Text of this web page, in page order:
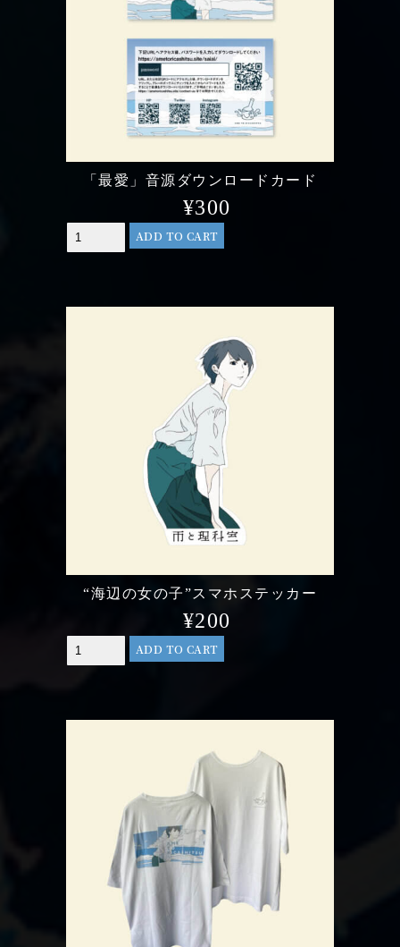
「最愛」音源ダウンロードカード
¥300
ADD TO CART
“海辺の女の子”スマホステッカー
¥200
ADD TO CART